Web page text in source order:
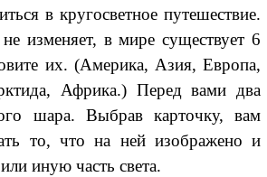
в кругосветное путешествие.
изменяет, в мире существует 6
их. (Америка, Азия, Европа,
Африка.) Перед вами два
шара. Выбрав карточку, вам
то, что на ней изображено и
иную часть света.